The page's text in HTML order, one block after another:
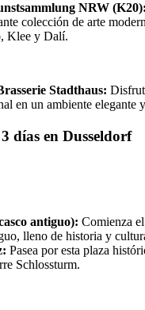
NRW (K20):
colección de arte
Klee y Dalí.
Stadthaus:
en un ambiente elegante
días en Dusseldorf
antiguo): Comienza
lleno de historia y
Pasea por esta plaza
Schlossturm.